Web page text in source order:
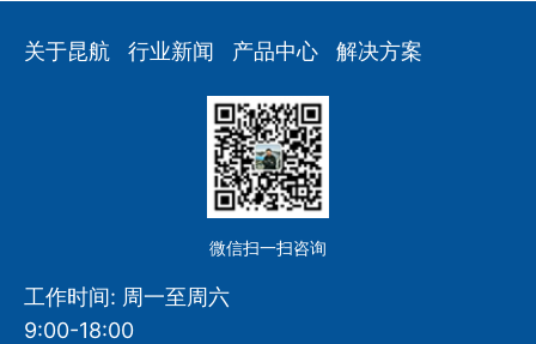
关于昆航 行业新闻 产品中心 解决方案
微信扫一扫咨询
工作时间: 周一至周六
9:00-18:00